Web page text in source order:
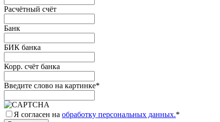
Расчётный счёт
Банк
БИК банка
Корр. счёт банка
Введите слово на картинке*
Я согласен на обработку персональных данных.*